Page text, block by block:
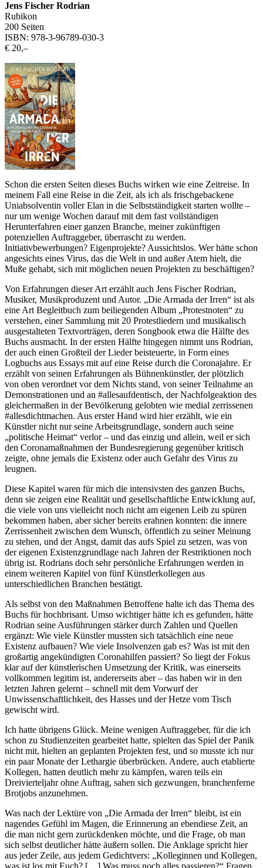
Jens Fischer Rodrian
Rubikon
200 Seiten
ISBN: 978-3-96789-030-3
€ 20,–
Schon die ersten Seiten dieses Buchs wirken wie eine Zeitreise. In
meinem Fall eine Reise in die Zeit, als ich als frischgebackene
Uniabsolventin voller Elan in die Selbstständigkeit starten wollte –
nur um wenige Wochen darauf mit dem fast vollständigen
Herunterfahren einer ganzen Branche, meiner zukünftigen
potenziellen Auftraggeber, überrascht zu werden.
Initiativbewerbungen? Eigenprojekte? Aussichtslos. Wer hätte schon
angesichts eines Virus, das die Welt in und außer Atem hielt, die
Muße gehabt, sich mit möglichen neuen Projekten zu beschäftigen?
Von Erfahrungen dieser Art erzählt auch Jens Fischer Rodrian,
Musiker, Musikproduzent und Autor. „Die Armada der Irren“ ist als
eine Art Begleitbuch zum beiliegenden Album „Protestnoten“ zu
verstehen, einer Sammlung mit 20 Protestliedern und musikalisch
ausgestalteten Textvorträgen, deren Songbook etwa die Hälfte des
Buchs ausmacht. In der ersten Hälfte hingegen nimmt uns Rodrian,
der auch einen Großteil der Lieder beisteuerte, in Form eines
Logbuchs aus Essays mit auf eine Reise durch die Coronajahre. Er
erzählt von seinen Erfahrungen als Bühnenkünstler, der plötzlich
von oben verordnet vor dem Nichts stand, von seiner Teilnahme an
Demonstrationen und an #allesaufdentisch, der Nachfolgeaktion des
gleichermaßen in der Bevölkerung gelobten wie medial zerrissenen
#allesdichtmachen. Aus erster Hand wird hier erzählt, wie ein
Künstler nicht nur seine Arbeitsgrundlage, sondern auch seine
„politische Heimat“ verlor – und das einzig und allein, weil er sich
den Coronamaßnahmen der Bundesregierung gegenüber kritisch
zeigte, ohne jemals die Existenz oder auch Gefahr des Virus zu
leugnen.
Diese Kapitel waren für mich die intensivsten des ganzen Buchs,
denn sie zeigen eine Realität und gesellschaftliche Entwicklung auf,
die viele von uns vielleicht noch nicht am eigenen Leib zu spüren
bekommen haben, aber sicher bereits erahnen konnten: die innere
Zerrissenheit zwischen dem Wunsch, öffentlich zu seiner Meinung
zu stehen, und der Angst, damit das aufs Spiel zu setzen, was von
der eigenen Existenzgrundlage nach Jahren der Restriktionen noch
übrig ist. Rodrians doch sehr persönliche Erfahrungen werden in
einem weiteren Kapitel von fünf Künstlerkollegen aus
unterschiedlichen Branchen bestätigt.
Als selbst von den Maßnahmen Betroffene halte ich das Thema des
Buchs für hochbrisant. Umso wichtiger hätte ich es gefunden, hätte
Rodrian seine Ausführungen stärker durch Zahlen und Quellen
ergänzt: Wie viele Künstler mussten sich tatsächlich eine neue
Existenz aufbauen? Wie viele Insolvenzen gab es? Was ist mit den
großartig angekündigten Coronahilfen passiert? So liegt der Fokus
klar auf der künstlerischen Umsetzung der Kritik, was einerseits
vollkommen legitim ist, andererseits aber – das haben wir in den
letzten Jahren gelernt – schnell mit dem Vorwurf der
Unwissenschaftlichkeit, des Hasses und der Hetze vom Tisch
gewischt wird.
Ich hatte übrigens Glück. Meine wenigen Auftraggeber, für die ich
schon zu Studienzeiten gearbeitet hatte, spielten das Spiel der Panik
nicht mit, hielten an geplanten Projekten fest, und so musste ich nur
ein paar Monate der Lethargie überbrücken. Andere, auch etablierte
Kollegen, hatten deutlich mehr zu kämpfen, waren teils ein
Dreivierteljahr ohne Auftrag, sahen sich gezwungen, branchenferne
Brotjobs anzunehmen.
Was nach der Lektüre von „Die Armada der Irren“ bleibt, ist ein
nagendes Gefühl im Magen, die Erinnerung an ebendiese Zeit, an
die man nicht gern zurückdenken möchte, und die Frage, ob man
sich selbst deutlicher hätte äußern sollen. Die Anklage spricht hier
aus jeder Zeile, aus jedem Gedichtvers: „Kolleginnen und Kollegen,
was ist los mit Euch? […] Was muss noch alles passieren?“ Fragen,